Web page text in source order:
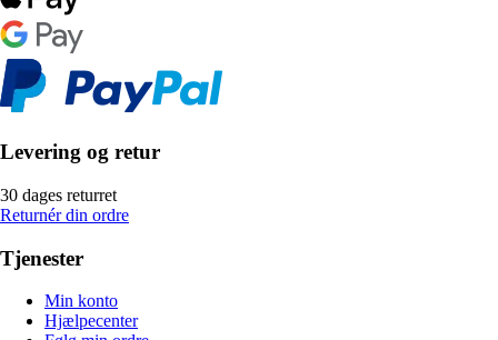
Levering og retur
30 dages returret
Returnér din ordre
Tjenester
Min konto
Hjælpecenter